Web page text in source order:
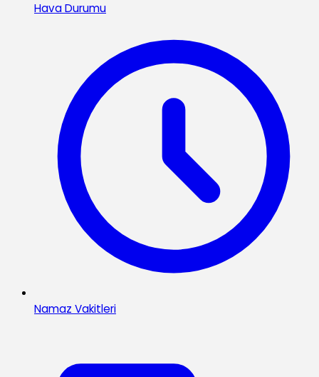
Hava Durumu
Namaz Vakitleri